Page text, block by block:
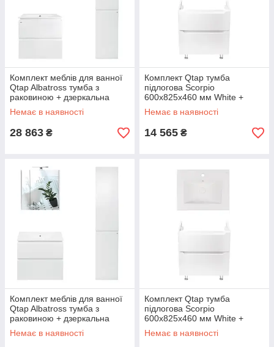
Комплект меблів для ванної
Qtap Albatross тумба з
раковиною + дзеркальна
шафа + пенал
QT044AL42955
Немає в наявності
28 863 ₴
Комплект Qtap тумба
підлогова Scorpio
600х825х460 мм White +
раковина урізна Albatross E
QT71SC43954
Немає в наявності
14 565 ₴
Комплект меблів для ванної
Qtap Albatross тумба з
раковиною + дзеркальна
шафа + пенал
QT044AL42957
Немає в наявності
Комплект Qtap тумба
підлогова Scorpio
600х825х460 мм White +
раковина урізна Albatross
New QT71SC43955
Немає в наявності